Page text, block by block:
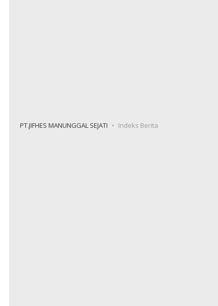
PT.JIFHES MANUNGGAL SEJATI Indeks Berita